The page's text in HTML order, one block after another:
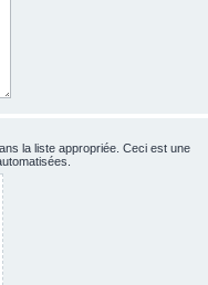
la liste appropriée. Ceci est une